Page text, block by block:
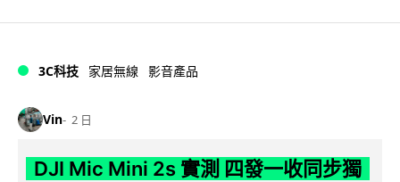
3C科技 家居無線 影音產品
Vin 2 日
DJI Mic Mini 2s 實測 四發一收同步獨